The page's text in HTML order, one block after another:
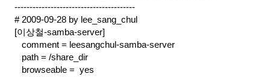
----------------------------------------
# 2009-09-28 by lee_sang_chul
[이상철-samba-server]
comment = leesangchul-samba-server
path = /share_dir
browseable =  yes